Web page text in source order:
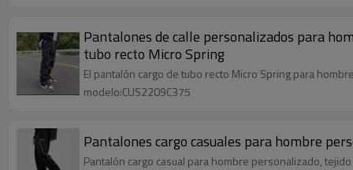
Pantalones de calle personalizados para
tubo recto Micro Spring
El pantalón cargo de tubo recto Micro Spring para
modelo:CUS2209C375
Pantalones cargo casuales para hombre
Pantalón cargo casual para hombre personalizado,